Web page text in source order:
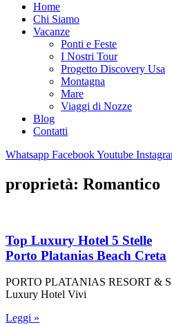
Home
Chi Siamo
Vacanze
Ponti e Feste
I Nostri Tour
Progetto Discovery Usa
Montagna
Mare
Viaggi di Nozze
Blog
Contatti
Whatsapp FacebookYoutube
proprietà: Romantico
Top Luxury Hotel 5 Stelle
Porto Platanias Beach Creta
PORTO PLATANIAS RESORT &
Luxury Hotel Vivi
Leggi »